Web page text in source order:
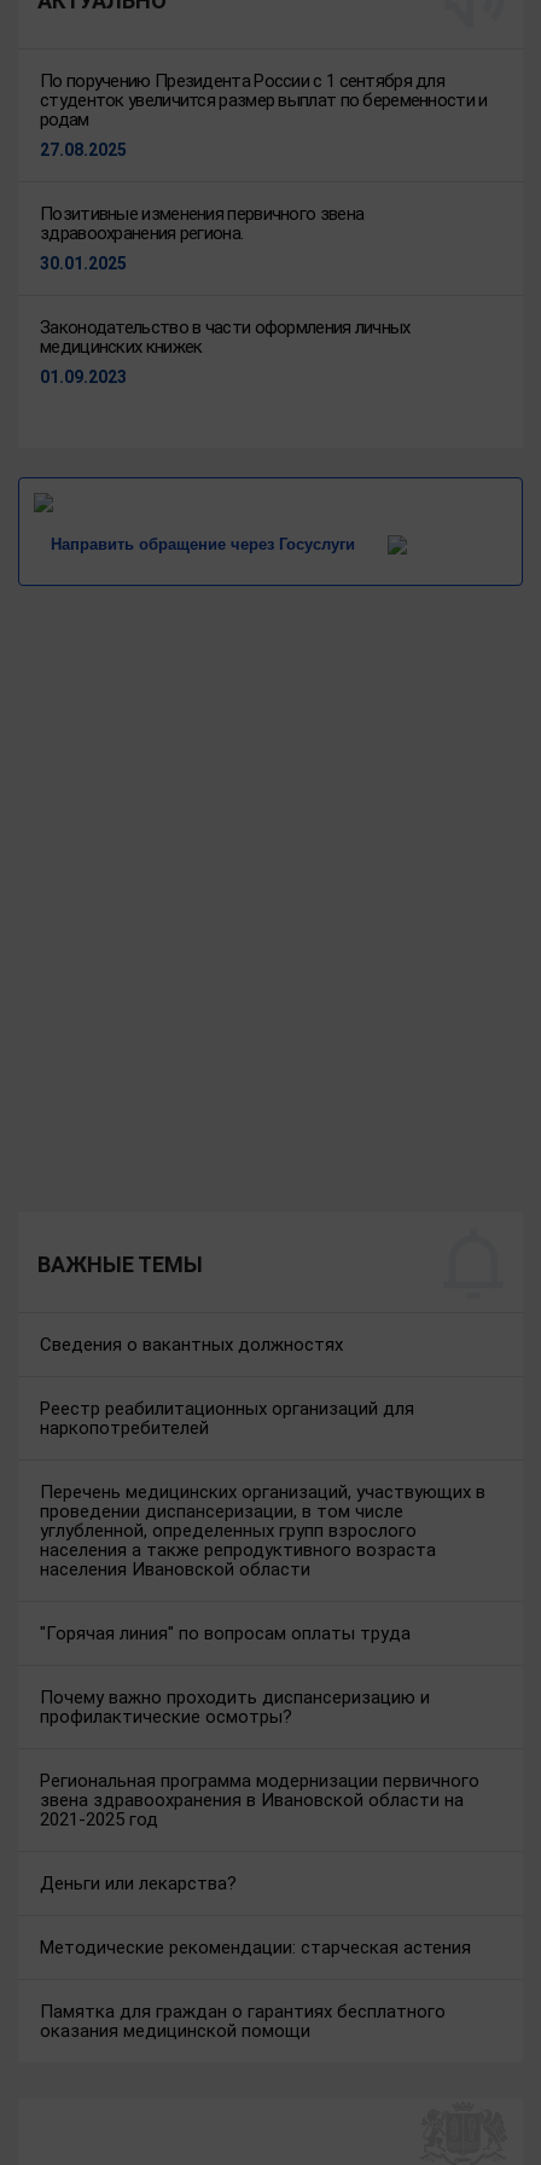
По поручению Президента России с 1 сентября для
студенток увеличится размер выплат по беременности и
родам
27.08.2025
Позитивные изменения первичного звена
здравоохранения региона.
30.01.2025
Законодательство в части оформления личных
медицинских книжек
01.09.2023
Направить обращение через Госуслуги
ВАЖНЫЕ ТЕМЫ
Сведения о вакантных должностях
Реестр реабилитационных организаций для
наркопотребителей
Перечень медицинских организаций, участвующих в
проведении диспансеризации, в том числе
углубленной, определенных групп взрослого
населения а также репродуктивного возраста
населения Ивановской области
"Горячая линия" по вопросам оплаты труда
Почему важно проходить диспансеризацию и
профилактические осмотры?
Региональная программа модернизации первичного
звена здравоохранения в Ивановской области на
2021-2025 год
Деньги или лекарства?
Методические рекомендации: старческая астения
Памятка для граждан о гарантиях бесплатного
оказания медицинской помощи